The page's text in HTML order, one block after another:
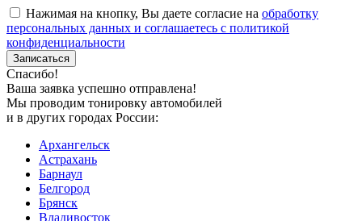
Нажимая на кнопку, Вы даете согласие на обработку
персональных данных и соглашаетесь с политикой
конфиденциальности
Спасибо!
Ваша заявка успешно отправлена!
Мы проводим тонировку автомобилей
и в других городах России:
Архангельск
Астрахань
Барнаул
Белгород
Брянск
Владивосток